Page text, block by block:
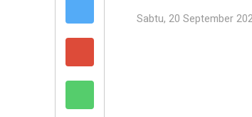
Sabtu, 20 September